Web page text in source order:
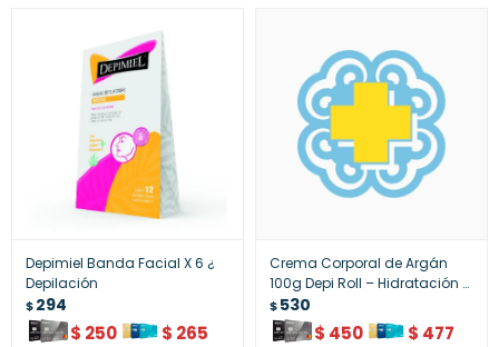
Depimiel Banda Facial X 6 ¿
Depilación
$294
$ 250 $ 265
Crema Corporal de Argán
100g Depi Roll – Hidratación y
Nutrición Profunda
$530
$ 450 $ 477